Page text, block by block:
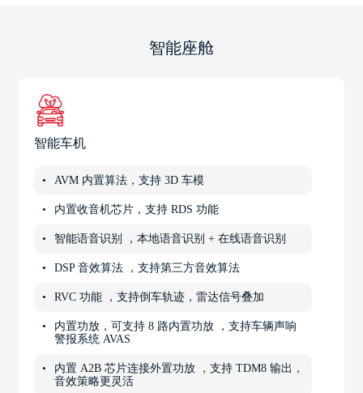
智能座舱
智能车机
AVM 内置算法，支持 3D 车模
内置收音机芯片，支持 RDS 功能
智能语音识别 ，本地语音识别 + 在线语音识别
DSP 音效算法 ，支持第三方音效算法
RVC 功能 ，支持倒车轨迹，雷达信号叠加
内置功放，可支持 8 路内置功放 ，支持车辆声响
警报系统 AVAS
内置 A2B 芯片连接外置功放 ，支持 TDM8 输出，
音效策略更灵活